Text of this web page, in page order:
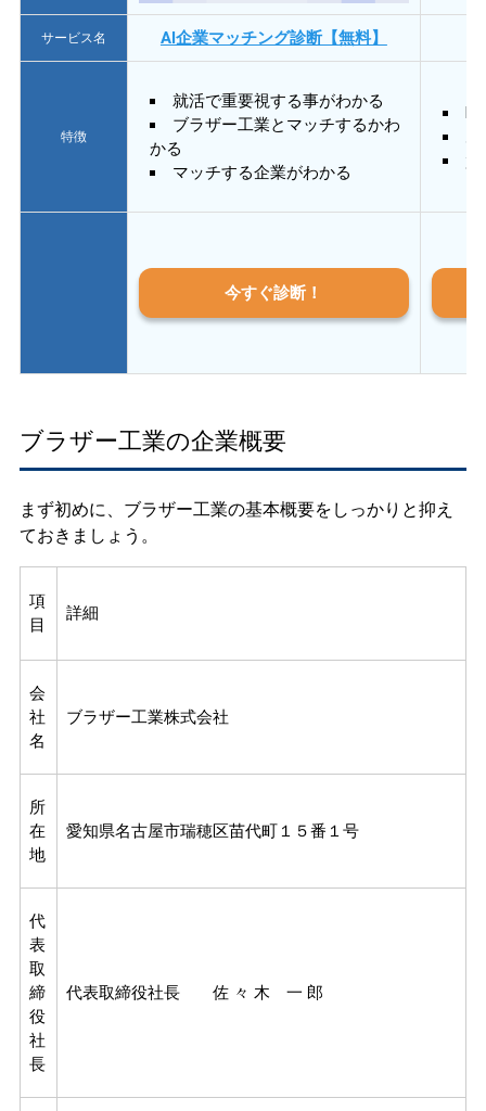
サービス名 AI企業マッチング診断【無料】
特徴
就活で重要視する事がわかる
ブラザー工業とマッチするかわ
かる
マッチする企業がわかる
質
今すぐ診断！
ブラザー工業の企業概要
まず初めに、ブラザー工業の基本概要をしっかりと抑え
ておきましょう。
項
目
詳細
会
社
名
ブラザー工業株式会社
所
在
地
愛知県名古屋市瑞穂区苗代町１５番１号
代
表
取
締
役
社
長
代表取締役社長 佐 々 木 一 郎